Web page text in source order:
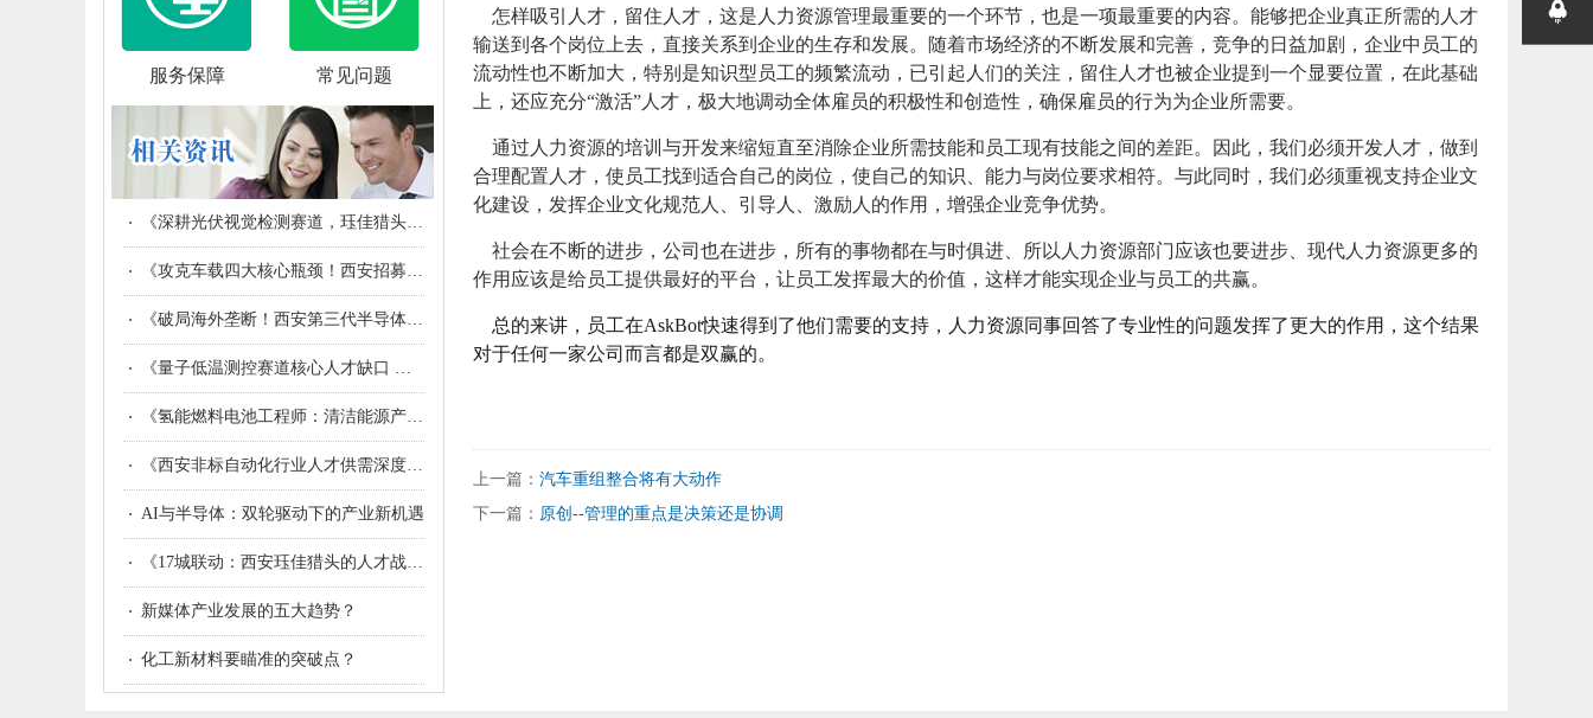
服务保障 常见问题
《深耕光伏视觉检测赛道，珏佳猎头成为西安光伏企业的高端人才伙伴》
《攻克车载四大核心瓶颈！西安招募座舱端侧AI算法领军者，打造低算力高体验国产座舱》
《破局海外垄断！西安第三代半导体集群诚邀SiC AI仿真算法领军人才构建自主研发体系》
《量子低温测控赛道核心人才缺口 西安开千万级补贴诚招专家》
《氢能燃料电池工程师：清洁能源产业化的“心脏起搏器”》
《西安非标自动化行业人才供需深度解析：现状、矛盾与精准对接策略》
AI与半导体：双轮驱动下的产业新机遇
《17城联动：西安珏佳猎头的人才战略博弈与行业深耕》
新媒体产业发展的五大趋势？
化工新材料要瞄准的突破点？
怎样吸引人才，留住人才，这是人力资源管理最重要的一个环节，也是一项最重要的内容。能够把企业真正所需的人才
输送到各个岗位上去，直接关系到企业的生存和发展。随着市场经济的不断发展和完善，竞争的日益加剧，企业中员工的
流动性也不断加大，特别是知识型员工的频繁流动，已引起人们的关注，留住人才也被企业提到一个显要位置，在此基础
上，还应充分“激活”人才，极大地调动全体雇员的积极性和创造性，确保雇员的行为为企业所需要。
通过人力资源的培训与开发来缩短直至消除企业所需技能和员工现有技能之间的差距。因此，我们必须开发人才，做到
合理配置人才，使员工找到适合自己的岗位，使自己的知识、能力与岗位要求相符。与此同时，我们必须重视支持企业文
化建设， 发挥企业文化规范人、引导人、激励人的作用，增强企业竞争优势。
社会在不断的进步，公司也在进步，所有的事物都在与时俱进、所以人力资源部门应该也要进步、现代人力资源更多的
作用应该是给员工提供最好的平台，让员工发挥最大的价值，这样才能实现企业与员工的共赢。
总的来讲，员工在AskBot快速得到了他们需要的支持，人力资源同事回答了专业性的问题发挥了更大的作用，这个结果
对于任何一家公司而言都是双赢的。
上一篇： 汽车重组整合将有大动作
下一篇： 原创--管理的重点是决策还是协调
